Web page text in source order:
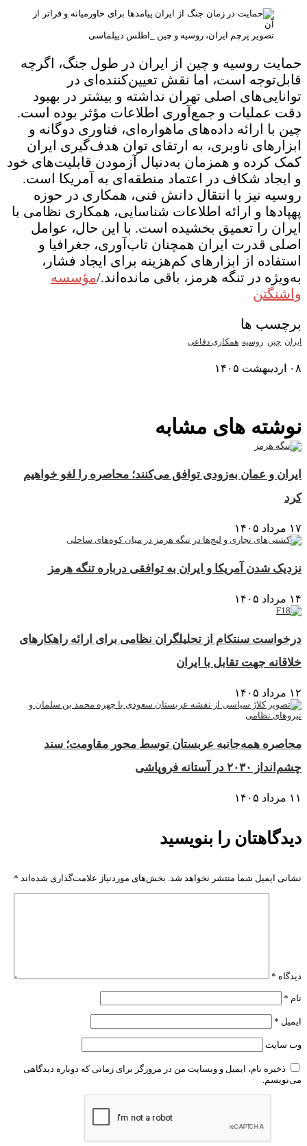
تصویر پرچم ایران، روسیه و چین _اطلس دیپلماسی
حمایت روسیه و چین از ایران در طول جنگ، اگرچه
قابل‌توجه است، اما نقش تعیین‌کننده‌ای در
توانایی‌های اصلی تهران نداشته و بیشتر در بهبود
دقت عملیات و جمع‌آوری اطلاعات مؤثر بوده است.
چین با ارائه داده‌های ماهواره‌ای، فناوری دوگانه و
ابزارهای ناوبری، به ارتقای توان هدف‌گیری ایران
کمک کرده و همزمان به‌دنبال آزمودن قابلیت‌های خود
و ایجاد شکاف در اعتماد منطقه‌ای به آمریکا است.
روسیه نیز با انتقال دانش فنی، همکاری در حوزه
پهپادها و ارائه اطلاعات شناسایی، همکاری نظامی با
ایران را تعمیق بخشیده است. با این حال، عوامل
اصلی قدرت ایران همچنان تاب‌آوری، جغرافیا و
استفاده از ابزارهای کم‌هزینه برای ایجاد فشار،
به‌ویژه در تنگه هرمز، باقی مانده‌اند./مؤسسه
واشنگتن
برچسب ها
ایران چین روسیه همکاری دفاعی
۰۸ اردیبهشت ۱۴۰۵
نوشته های مشابه
ایران و عمان به‌زودی توافق می‌کنند؛ محاصره را لغو خواهیم
کرد
۱۷ مرداد ۱۴۰۵
نزدیک شدن آمریکا و ایران به توافقی درباره تنگه هرمز
۱۴ مرداد ۱۴۰۵
درخواست سنتکام از تحلیلگران نظامی برای ارائه راهکارهای
خلاقانه جهت تقابل با ایران
۱۲ مرداد ۱۴۰۵
محاصره همه‌جانبه عربستان توسط محور مقاومت؛ سند
چشم‌انداز ۲۰۳۰ در آستانه فروپاشی
۱۱ مرداد ۱۴۰۵
دیدگاهتان را بنویسید
نشانی ایمیل شما منتشر نخواهد شد. بخش‌های موردنیاز علامت‌گذاری شده‌اند *
دیدگاه *
نام *
ایمیل *
وب‌ سایت
ذخیره نام، ایمیل و وبسایت من در مرورگر برای زمانی که دوباره دیدگاهی
می‌نویسم.